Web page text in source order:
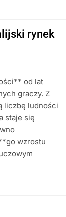
rynek
od lat
graczy. Z
liczbę ludności
staje się
wzrostu